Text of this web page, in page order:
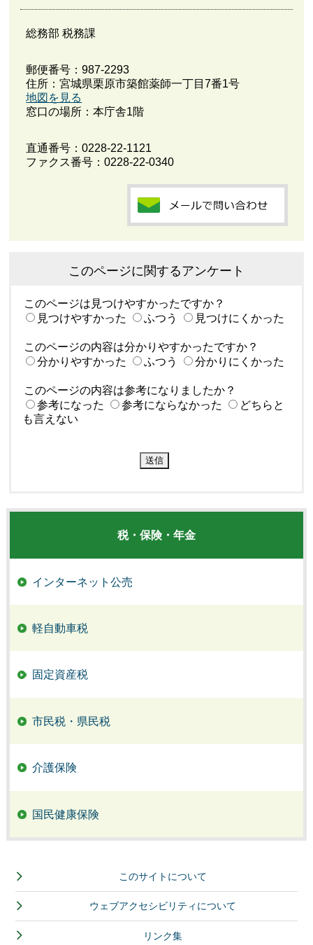
総務部 税務課
郵便番号：987-2293
住所：宮城県栗原市築館薬師一丁目7番1号
地図を見る
窓口の場所：本庁舎1階
直通番号：0228-22-1121
ファクス番号：0228-22-0340
このページに関するアンケート
このページは見つけやすかったですか？
見つけやすかった
ふつう 見つけにくかった
このページの内容は分かりやすかったですか？
分かりやすかった
ふつう 分かりにくかった
このページの内容は参考になりましたか？
参考になった
参考にならなかった
どちらと
も言えない
税・保険・年金
インターネット公売
軽自動車税
固定資産税
市民税・県民税
介護保険
国民健康保険
このサイトについて
ウェブアクセシビリティについて
リンク集